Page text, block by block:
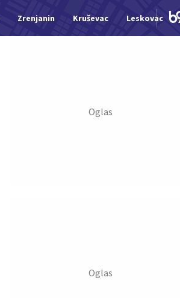
Zrenjanin Kruševac Leskovac